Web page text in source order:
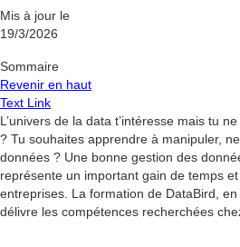
Mis à jour le
19/3/2026
Sommaire
Revenir en haut
Text Link
L’univers de la data t’intéresse mais tu
? Tu souhaites apprendre à manipuler,
données ? Une bonne gestion des
représente un important gain de temps et
entreprises. La formation de DataBird,
délivre les compétences recherchées